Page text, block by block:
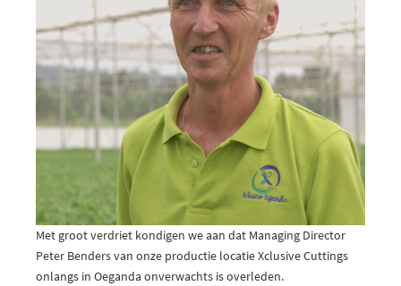
Met groot verdriet kondigen we aan dat Managing Director
Peter Benders van onze productie locatie Xclusive Cuttings
onlangs in Oeganda onverwachts is overleden.